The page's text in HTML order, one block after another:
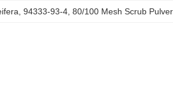
, 94333-93-4 , 80/100 Mesh Scrub